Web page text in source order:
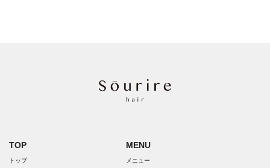
TOP
トップ
MENU
メニュー